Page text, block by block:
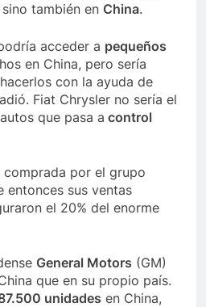
sino también en China.
acceder a pequeños
en China, pero sería
con la ayuda de
Fiat Chrysler no sería el
que pasa a control
comprada por el grupo
entonces sus ventas
el 20% del enorme
General Motors (GM)
que en su propio país.
unidades en China,